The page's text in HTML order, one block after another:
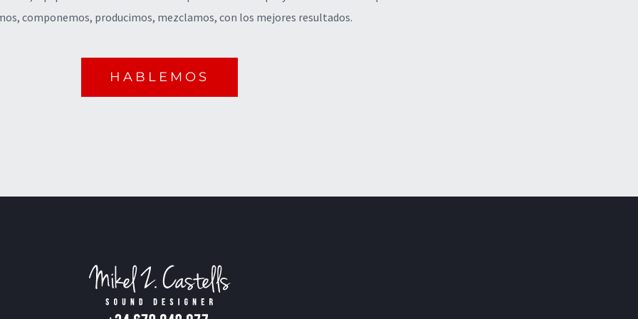
componemos, producimos, mezclamos, con los mejores resultados.
HABLEMOS